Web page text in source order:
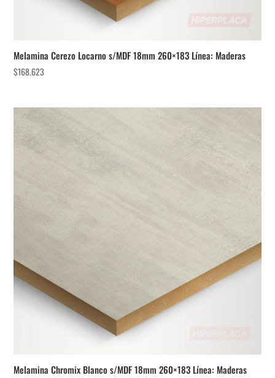
Melamina Cerezo Locarno s/MDF 18mm 260×183 Línea: Maderas
$168.623
Melamina Chromix Blanco s/MDF 18mm 260×183 Línea: Maderas